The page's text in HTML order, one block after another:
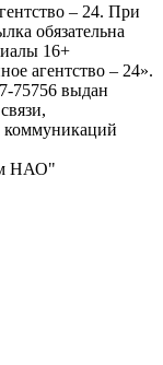
– 24. При
обязательна
16+
агентство – 24».
выдан
НАО"